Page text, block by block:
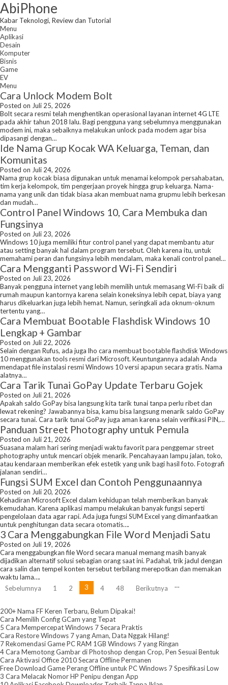
Skip
to
content
AbiPhone
Kabar Teknologi, Review dan Tutorial
Menu
Aplikasi
Desain
Komputer
Bisnis
Game
EV
Menu
Cara Unlock Modem Bolt
Posted on Juli 25, 2026
Bolt secara resmi telah menghentikan operasional layanan internet 4G LTE
pada akhir tahun 2018 lalu. Bagi pengguna yang sebelumnya menggunakan
modem ini, maka sebaiknya melakukan unlock pada modem agar bisa
dipasangi dengan…
Ide Nama Grup Kocak WA Keluarga, Teman, dan
Komunitas
Posted on Juli 24, 2026
Nama grup kocak biasa digunakan untuk menamai kelompok persahabatan,
tim kerja kelompok, tim pengerjaan proyek hingga grup keluarga. Nama-
nama yang unik dan tidak biasa akan membuat nama grupmu lebih berkesan
dan mudah…
Control Panel Windows 10, Cara Membuka dan
Fungsinya
Posted on Juli 23, 2026
Windows 10 juga memiliki fitur control panel yang dapat membantu atur
atau setting banyak hal dalam program tersebut. Oleh karena itu, untuk
memahami peran dan fungsinya lebih mendalam, maka kenali control panel…
Cara Mengganti Password Wi-Fi Sendiri
Posted on Juli 23, 2026
Banyak pengguna internet yang lebih memilih untuk memasang Wi-Fi baik di
rumah maupun kantornya karena selain koneksinya lebih cepat, biaya yang
harus dikeluarkan juga lebih hemat. Namun, seringkali ada oknum-oknum
tertentu yang…
Cara Membuat Bootable Flashdisk Windows 10
Lengkap + Gambar
Posted on Juli 22, 2026
Selain dengan Rufus, ada juga lho cara membuat bootable flashdisk Windows
10 menggunakan tools resmi dari Microsoft. Keuntungannya adalah Anda
mendapat file instalasi resmi Windows 10 versi apapun secara gratis. Nama
alatnya…
Cara Tarik Tunai GoPay Update Terbaru Gojek
Posted on Juli 21, 2026
Apakah saldo GoPay bisa langsung kita tarik tunai tanpa perlu ribet dan
lewat rekening? Jawabannya bisa, kamu bisa langsung menarik saldo GoPay
secara tunai. Cara tarik tunai GoPay juga aman karena selain verifikasi PIN,…
Panduan Street Photography untuk Pemula
Posted on Juli 21, 2026
Suasana malam hari sering menjadi waktu favorit para penggemar street
photography untuk mencari objek menarik. Pencahayaan lampu jalan, toko,
atau kendaraan memberikan efek estetik yang unik bagi hasil foto. Fotografi
jalanan sendiri…
Fungsi SUM Excel dan Contoh Penggunaannya
Posted on Juli 20, 2026
Kehadiran Microsoft Excel dalam kehidupan telah memberikan banyak
kemudahan. Karena aplikasi mampu melakukan banyak fungsi seperti
pengelolaan data agar rapi. Ada juga fungsi SUM Excel yang dimanfaatkan
untuk penghitungan data secara otomatis….
3 Cara Menggabungkan File Word Menjadi Satu
Posted on Juli 19, 2026
Cara menggabungkan file Word secara manual memang masih banyak
dijadikan alternatif solusi sebagian orang saat ini. Padahal, trik jadul dengan
cara salin dan tempel konten tersebut terbilang merepotkan dan memakan
waktu lama….
Paginasi
Sebelumnya 1 2 3 4 …
48 Berikutnya
200+ Nama FF Keren Terbaru, Belum Dipakai!
Cara Memilih Config GCam yang Tepat
5 Cara Mempercepat Windows 7 Secara Praktis
Cara Restore Windows 7 yang Aman, Data Nggak Hilang!
7 Rekomendasi Game PC RAM 1GB Windows 7 yang Ringan
4 Cara Memotong Gambar di Photoshop dengan Crop, Pen Sesuai Bentuk
Cara Aktivasi Office 2010 Secara Offline Permanen
Free Download Game Perang Offline untuk PC Windows 7 Spesifikasi Low
3 Cara Melacak Nomor HP Penipu dengan App